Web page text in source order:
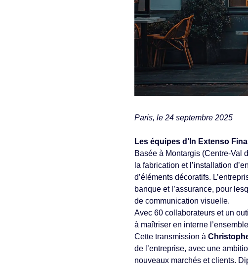
Paris, le 24 septembre 2025
Les équipes d’In Extenso
Basée à Montargis (Centre-Val
la fabrication et l’installation
d’éléments décoratifs.
banque et l’assurance, pour
de communication visuelle.
Avec 60 collaborateurs et un
à maîtriser en interne
Cette transmission à
de l’entreprise, avec une
nouveaux marchés et clients.